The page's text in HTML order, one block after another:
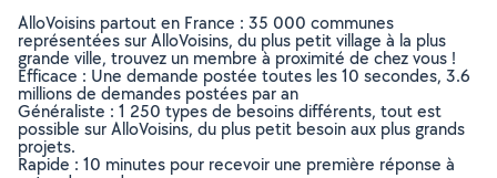
AlloVoisins partout en France : 35 000 communes
représentées sur AlloVoisins, du plus petit village à la plus
grande ville, trouvez un membre à proximité de chez vous !
Efficace : Une demande postée toutes les 10 secondes, 3.6
millions de demandes postées par an
Généraliste : 1 250 types de besoins différents, tout est
possible sur AlloVoisins, du plus petit besoin aux plus grands
projets.
Rapide : 10 minutes pour recevoir une première réponse à